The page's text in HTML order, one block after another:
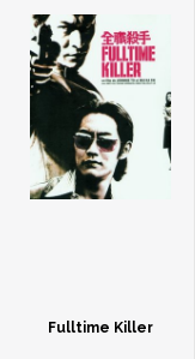
Fulltime Killer